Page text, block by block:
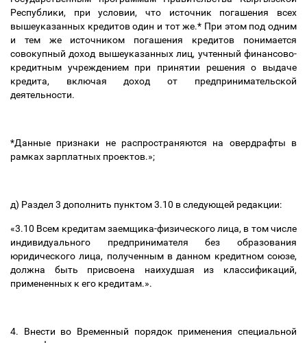
Республики, при условии, что источник погашения всех
вышеуказанных кредитов один и тот же.* При этом под одним
и тем же источником погашения кредитов понимается
совокупный доход вышеуказанных лиц, учтенный финансово-
кредитным учреждением при принятии решения о выдаче
кредита, включая доход от предпринимательской
деятельности.
*Данные признаки не распространяются на овердрафты в
рамках зарплатных проектов.»;
д) Раздел 3 дополнить пунктом 3.10 в следующей редакции:
«3.10 Всем кредитам заемщика-физического лица, в том числе
индивидуального предпринимателя без образования
юридического лица, полученным в данном кредитном союзе,
должна быть присвоена наихудшая из классификаций,
примененных к его кредитам.».
4. Внести во Временный порядок применения специальной